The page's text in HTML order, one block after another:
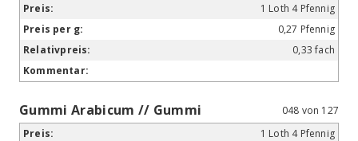
1 Loth 4 Pfennig
0,27 Pfennig
0,33 fach
Gummi Arabicum // Gummi
048 von 127
1 Loth 4 Pfennig